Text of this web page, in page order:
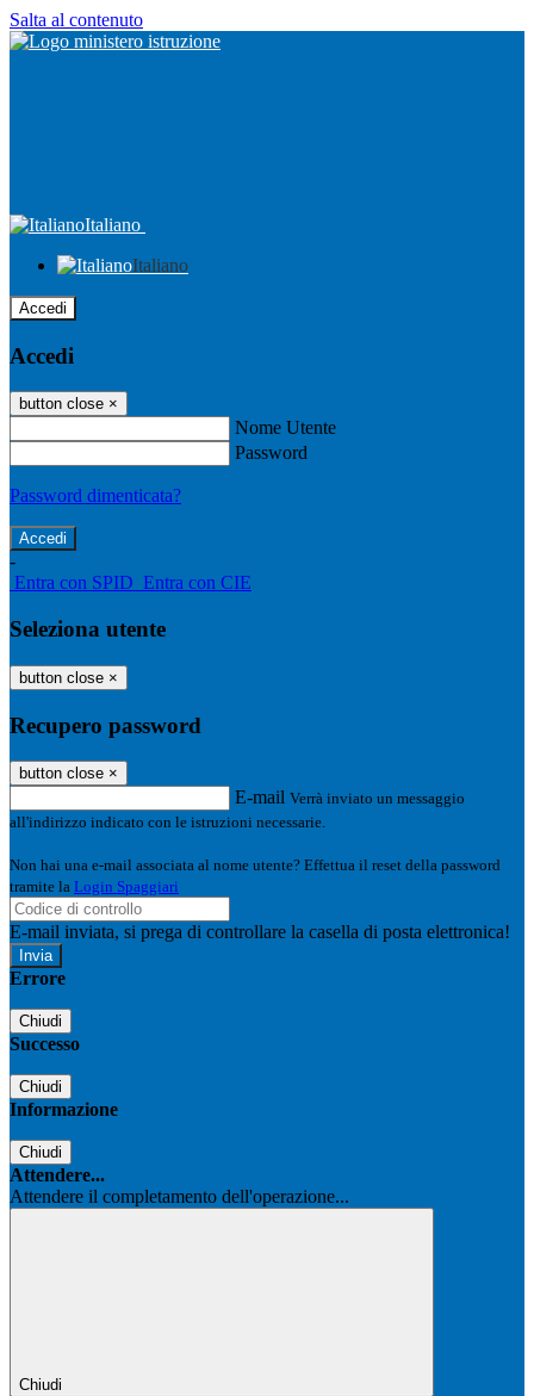
Salta al contenuto
Italiano
Italiano
Accedi
Accedi
button close ×
Nome Utente
Password
Password dimenticata?
-
Entra con SPID Entra con CIE
Seleziona utente
button close ×
Recupero password
button close ×
E-mail Verrà inviato un messaggio
all'indirizzo indicato con le istruzioni necessarie.
Non hai una e-mail associata al nome utente? Effettua il reset della password
tramite la Login Spaggiari
E-mail inviata, si prega di controllare la casella di posta elettronica!
Errore
Chiudi
Successo
Chiudi
Informazione
Chiudi
Attendere...
Attendere il completamento dell'operazione...
Chiudi